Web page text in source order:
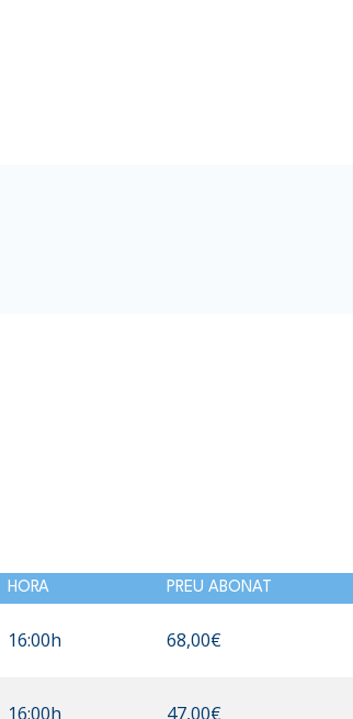
HORA PREU ABONAT
16:00h 68,00€
16:00h 47,00€